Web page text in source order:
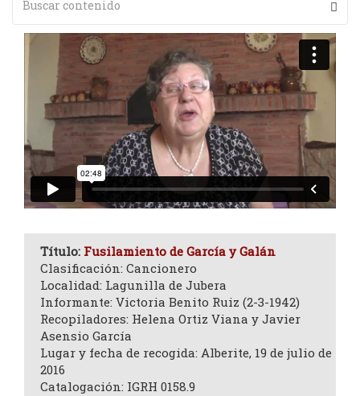
Título: Fusilamiento de García y Galán
Clasificación: Cancionero
Localidad: Lagunilla de Jubera
Informante: Victoria Benito Ruiz (2-3-1942)
Recopiladores: Helena Ortiz Viana y Javier
Asensio García
Lugar y fecha de recogida: Alberite, 19 de julio de
2016
Catalogación: IGRH 0158.9